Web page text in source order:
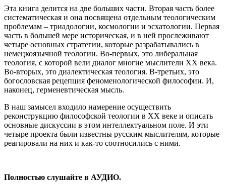
Эта книга делится на две больших части. Вторая часть более
систематическая и она посвящена отдельным теологическим
проблемам – триадологии, космологии и эсхатологии. Первая
часть в большей мере историческая, и в ней прослеживают
четыре основных стратегии, которые разрабатывались в
немецкоязычной теологии. Во-первых, это либеральная
теология, с которой вели диалог многие мыслители XX века.
Во-вторых, это диалектическая теология. В-третьих, это
богословская рецепция феноменологической философии. И,
наконец, герменевтическая мысль.
В наш замысел входило намерение осуществить
реконструкцию философской теологии в XX веке и описать
основные дискуссии в этом интеллектуальном поле. И эти
четыре проекта были известны русским мыслителям, которые
реагировали на них и как-то соотносились с ними.
Полностью слушайте в АУДИО.